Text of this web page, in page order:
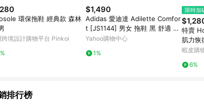
系統盼為最終判定標準
環保拖鞋 經典款 森林
跨境設計購物平台 Pinkoi
$1,490
Adidas 愛迪達 Adilette Comfor
t [JS1144] 男女 拖鞋 黑 舒適 柔
軟
Yahoo購物中心
1%
限時加
特賣
肌力恢
學 足
蝦皮購
6%
排行榜